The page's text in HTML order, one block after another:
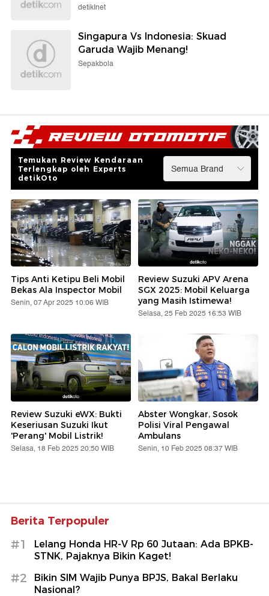
detikInet
Singapura Vs Indonesia: Skuad
Garuda Wajib Menang!
Sepakbola
Temukan Review Kendaraan
Terlengkap oleh Experts
detikOto
Tips Anti Ketipu Beli Mobil
Bekas Ala Inspector Mobil
Senin, 07 Apr 2025 10:06 WIB
Review Suzuki APV Arena
SGX 2025: Mobil Keluarga
yang Masih Istimewa!
Selasa, 25 Feb 2025 16:53 WIB
Review Suzuki eWX: Bukti
Keseriusan Suzuki Ikut
'Perang' Mobil Listrik!
Selasa, 18 Feb 2025 20:50 WIB
Abster Wongkar, Sosok
Polisi Viral Pengawal
Ambulans
Senin, 10 Feb 2025 08:37 WIB
Berita Terpopuler
#1
Lelang Honda HR-V Rp 60 Jutaan: Ada BPKB-
STNK, Pajaknya Bikin Kaget!
#2
Bikin SIM Wajib Punya BPJS, Bakal Berlaku
Nasional?